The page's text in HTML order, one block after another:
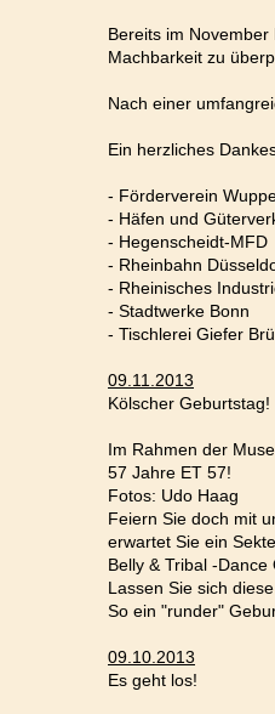
Bereits im
Machbarkeit zu
Nach einer
Ein herzliches
- Förderverein
- Häfen und
- Hegenscheidt-MFD
- Rheinbahn
- Rheinisches
- Stadtwerke Bonn
- Tischlerei Giefer
09.11.2013
Kölscher Geburtstag!
Im Rahmen der
57 Jahre ET 57!
Fotos: Udo Haag
Feiern Sie doch mit
erwartet Sie ein
Belly & Tribal -Dance
Lassen Sie sich
So ein "runder"
09.10.2013
Es geht los!